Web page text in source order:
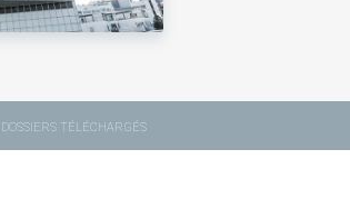
DOSSIERS TÉLÉCHARGÉS